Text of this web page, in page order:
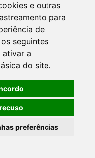
e outras
para
de
seguintes
ativar a
do site.
preferências